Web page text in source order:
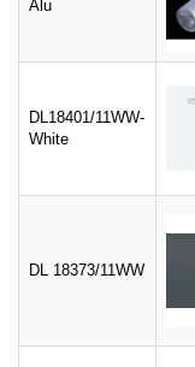
Alu
DL18401/11WW-
White
DL 18373/11WW